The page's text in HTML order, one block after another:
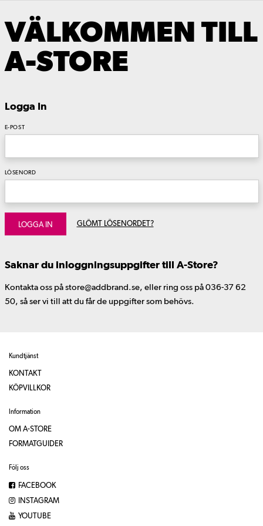
VÄLKOMMEN TILL
A-STORE
Logga In
E-POST
LÖSENORD
LOGGA IN GLÖMT LÖSENORDET?
Saknar du inloggningsuppgifter till A-Store?
Kontakta oss på store@addbrand.se, eller ring oss på 036-37 62
50, så ser vi till att du får de uppgifter som behövs.
Kundtjänst
KONTAKT
KÖPVILLKOR
Information
OM A-STORE
FORMATGUIDER
Följ oss
FACEBOOK
INSTAGRAM
YOUTUBE